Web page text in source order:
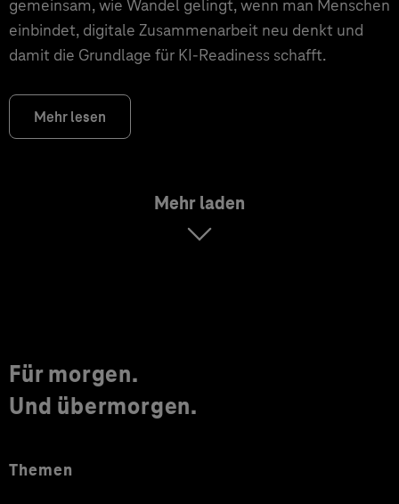
gemeinsam, wie Wandel gelingt, wenn man Menschen
einbindet, digitale Zusammenarbeit neu denkt und
damit die Grundlage für KI‑Readiness schafft.
Mehr lesen
Mehr laden
Für morgen.
Und übermorgen.
Themen